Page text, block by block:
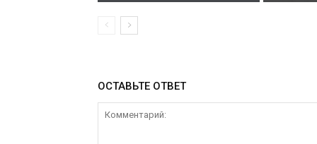
ОСТАВЬТЕ ОТВЕТ